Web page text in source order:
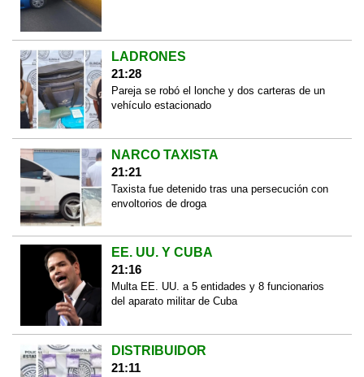
LADRONES
21:28
Pareja se robó el lonche y dos carteras de un
vehículo estacionado
NARCO TAXISTA
21:21
Taxista fue detenido tras una persecución con
envoltorios de droga
EE. UU. Y CUBA
21:16
Multa EE. UU. a 5 entidades y 8 funcionarios
del aparato militar de Cuba
DISTRIBUIDOR
21:11